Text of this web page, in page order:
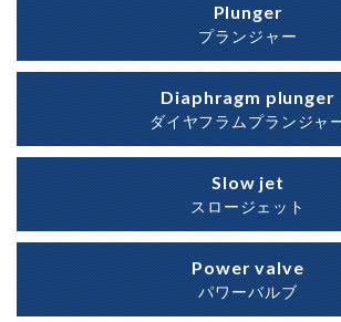
Plunger
プランジャー
Diaphragm plunger
ダイヤフラムプランジャ
Slow jet
スロージェット
Power valve
パワーバルブ